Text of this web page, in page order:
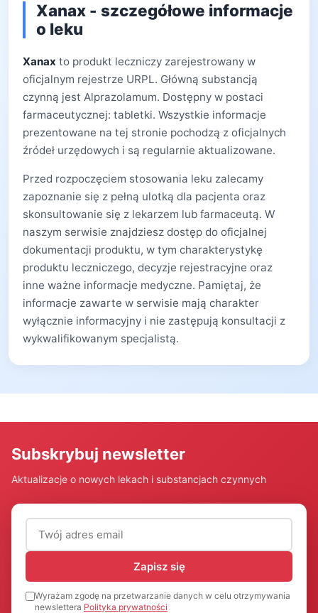
Xanax - szczegółowe informacje
o leku
Xanax to produkt leczniczy zarejestrowany w
oficjalnym rejestrze URPL. Główną substancją
czynną jest Alprazolamum. Dostępny w postaci
farmaceutycznej: tabletki. Wszystkie informacje
prezentowane na tej stronie pochodzą z oficjalnych
źródeł urzędowych i są regularnie aktualizowane.
Przed rozpoczęciem stosowania leku zalecamy
zapoznanie się z pełną ulotką dla pacjenta oraz
skonsultowanie się z lekarzem lub farmaceutą. W
naszym serwisie znajdziesz dostęp do oficjalnej
dokumentacji produktu, w tym charakterystykę
produktu leczniczego, decyzje rejestracyjne oraz
inne ważne informacje medyczne. Pamiętaj, że
informacje zawarte w serwisie mają charakter
wyłącznie informacyjny i nie zastępują konsultacji z
wykwalifikowanym specjalistą.
Subskrybuj newsletter
Aktualizacje o nowych lekach i substancjach czynnych
Adres email (wymagany)
Zapisz się
Wyrażam zgodę na przetwarzanie danych w celu otrzymywania
newslettera Polityka prywatności